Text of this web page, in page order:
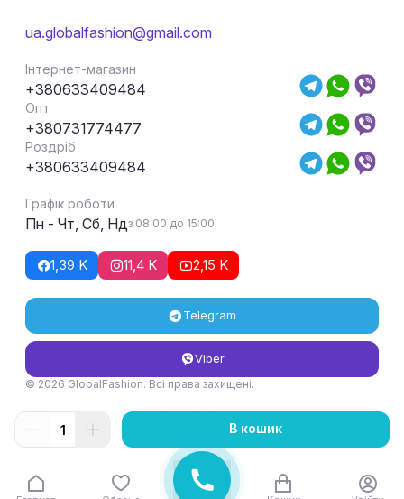
ua.globalfashion@gmail.com
Інтернет-магазин
+380633409484
Опт
+380731774477
Роздріб
+380633409484
Графік роботи
Пн - Чт, Сб, Ндз 08:00 до 15:00
1,39 K 11,4 K 2,15 K
Telegram
Viber
© 2026 GlobalFashion. Всі права захищені.
Умови повернення та обміну товару
В кошик